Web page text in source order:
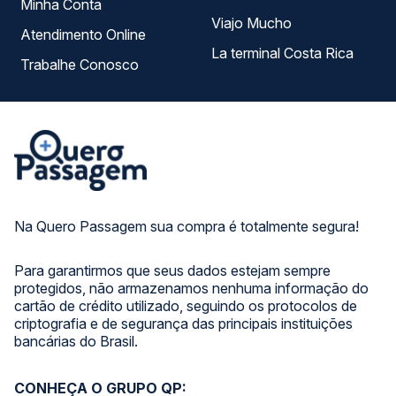
Na Quero Passagem sua compra é totalmente segura!
Para garantirmos que seus dados estejam sempre
protegidos, não armazenamos nenhuma informação do
cartão de crédito utilizado, seguindo os protocolos de
criptografia e de segurança das principais instituições
bancárias do Brasil.
Minha Conta
Atendimento Online
Trabalhe Conosco
Viajo Mucho
La terminal Costa Rica
CONHEÇA O GRUPO QP: